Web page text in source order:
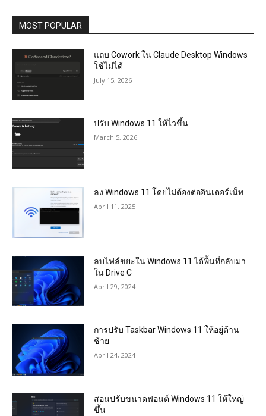
MOST POPULAR
แถบ Cowork ใน Claude Desktop Windows
ใช้ไม่ได้
July 15, 2026
ปรับ Windows 11 ให้ไวขึ้น
March 5, 2026
ลง Windows 11 โดยไม่ต้องต่ออินเตอร์เน็ท
April 11, 2025
ลบไฟล์ขยะใน Windows 11 ได้พื้นที่กลับมา
ใน Drive C
April 29, 2024
การปรับ Taskbar Windows 11 ให้อยู่ด้าน
ซ้าย
April 24, 2024
สอนปรับขนาดฟอนต์ Windows 11 ให้ใหญ่
ขึ้น